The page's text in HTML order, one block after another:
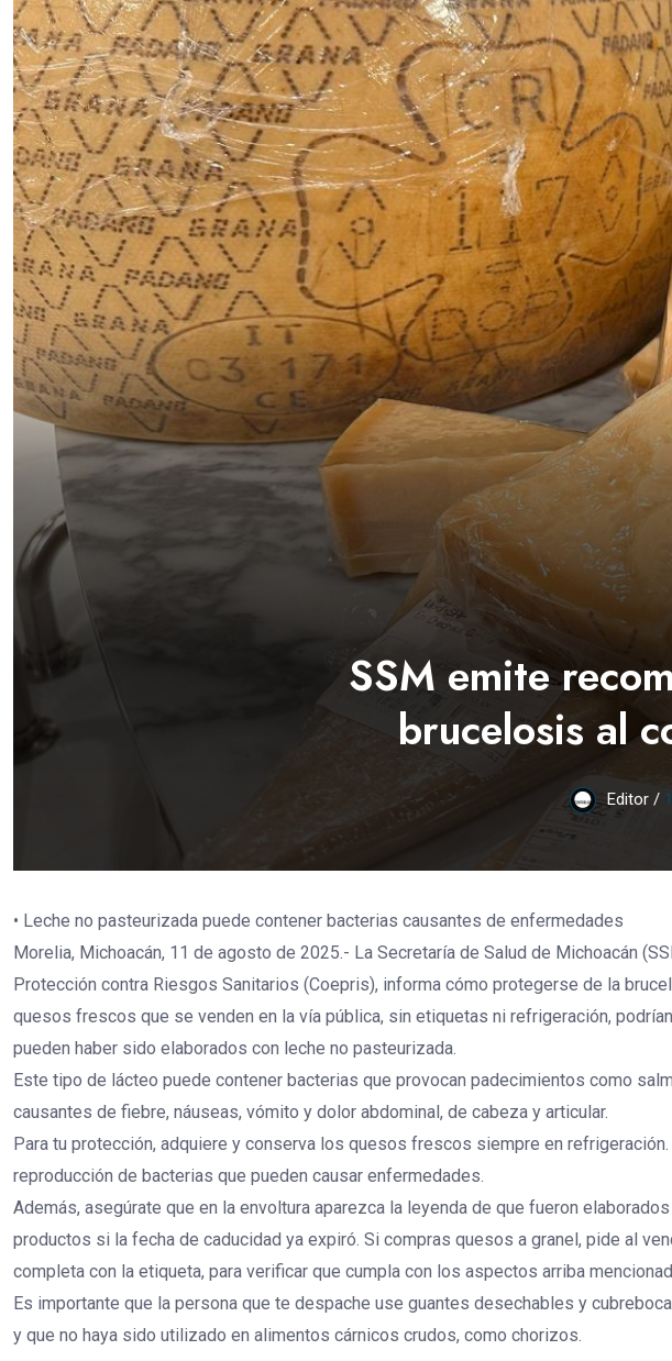
SSM emite
brucelosis al
Editor /
• Leche no pasteurizada puede contener bacterias causantes de enfermedades
Morelia, Michoacán, 11 de agosto de 2025.- La Secretaría de Salud de Michoacán
Protección contra Riesgos Sanitarios (Coepris), informa cómo protegerse de la
quesos frescos que se venden en la vía pública, sin etiquetas ni refrigeración,
pueden haber sido elaborados con leche no pasteurizada.
Este tipo de lácteo puede contener bacterias que provocan padecimientos como
causantes de fiebre, náuseas, vómito y dolor abdominal, de cabeza y articular.
Para tu protección, adquiere y conserva los quesos frescos siempre en
reproducción de bacterias que pueden causar enfermedades.
Además, asegúrate que en la envoltura aparezca la leyenda de que fueron
productos si la fecha de caducidad ya expiró. Si compras quesos a granel, pide al
completa con la etiqueta, para verificar que cumpla con los aspectos arriba
Es importante que la persona que te despache use guantes desechables y
y que no haya sido utilizado en alimentos cárnicos crudos, como chorizos.